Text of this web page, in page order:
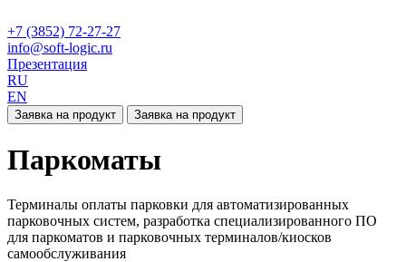
+7 (3852) 72-27-27
info@soft-logic.ru
Презентация
RU
EN
Заявка на продукт Заявка на продукт
Паркоматы
Терминалы оплаты парковки для автоматизированных
парковочных систем, разработка специализированного ПО
для паркоматов и парковочных терминалов/киосков
самообслуживания